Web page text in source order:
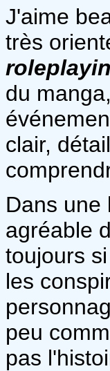
J'aime
très
du
clair,
Dans
agréable
toujours
les
peu
pas